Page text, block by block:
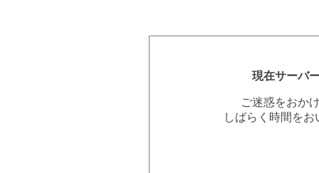
現在サーバ
ご迷惑をおか
しばらく時間を